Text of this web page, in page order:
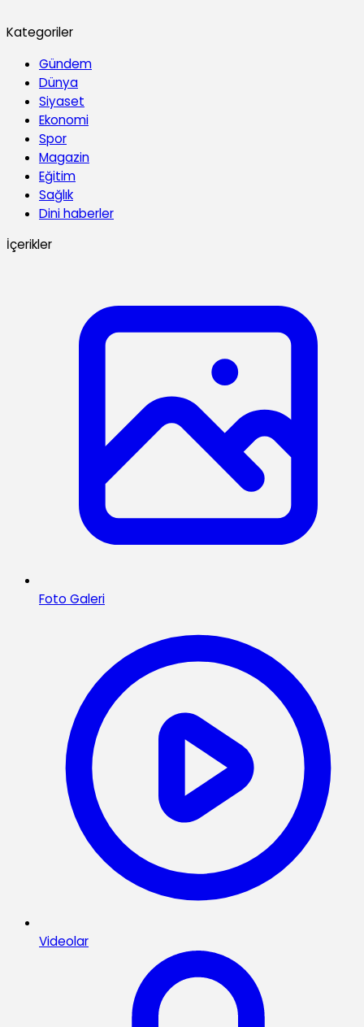
Kategoriler
Gündem
Dünya
Siyaset
Ekonomi
Spor
Magazin
Eğitim
Sağlık
Dini haberler
İçerikler
Foto Galeri
Videolar